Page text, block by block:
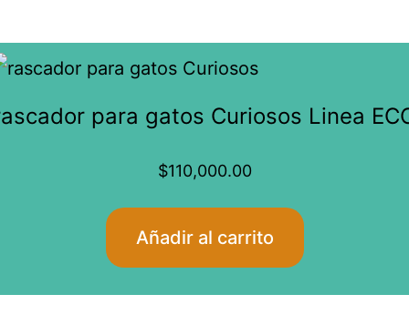
para gatos Curiosos Linea
$110,000.00
Añadir al carrito